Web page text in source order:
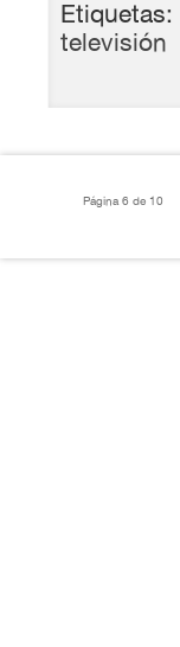
Etiquetas:
televisión
Página 6 de 10